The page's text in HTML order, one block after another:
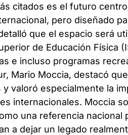
citados es el futuro
pero diseñado
que el espacio será
de Educación Física
e incluso programas
Mario Moccia, destacó
valoró especialmente la
internacionales. Moccia
una referencia nacional
a dejar un legado